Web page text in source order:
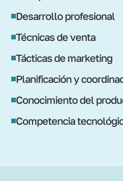
Desarrollo profesional
Técnicas de venta
Tácticas de marketing
Planificación y
Conocimiento del
Competencia